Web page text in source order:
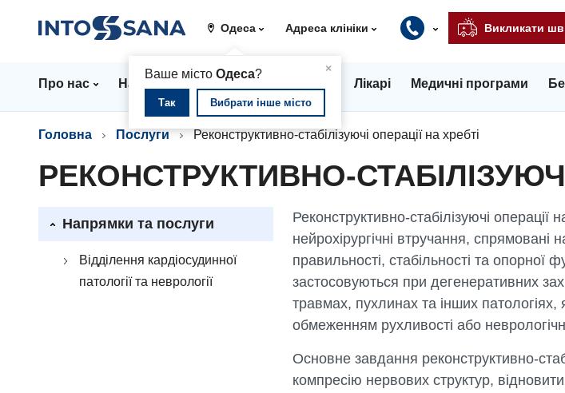
Одеса
×
Ваше містоОдеса?
Так Вибрати інше місто
Адреса клініки Викликати
Про нас Напрямки Стаціонар Лікарі Медичні програми
Головна Послуги Реконструктивно-стабілізуючі операції на хребті
РЕКОНСТРУКТИВНО-
Напрямки та послуги
Відділення кардіосудинної
патології та неврології
Реконструктивно-стабілізуючі операції
нейрохірургічні втручання, спрямовані
правильності, стабільності та опорної
застосовуються при дегенеративних
травмах, пухлинах та інших
обмеженням рухливості або
Основне завдання реконструктивно-
компресію нервових структур,